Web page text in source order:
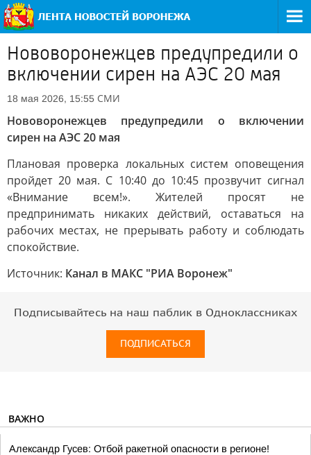
Нововоронежцев предупредили о
включении сирен на АЭС 20 мая
18 мая 2026, 15:55 СМИ
Нововоронежцев предупредили о включении
сирен на АЭС 20 мая
Плановая проверка локальных систем оповещения
пройдет 20 мая. С 10:40 до 10:45 прозвучит сигнал
«Внимание всем!». Жителей просят не
предпринимать никаких действий, оставаться на
рабочих местах, не прерывать работу и соблюдать
спокойствие.
Источник: Канал в МАКС "РИА Воронеж"
Подписывайтесь на наш паблик в Одноклассниках
ПОДПИСАТЬСЯ
ВАЖНО
Александр Гусев: Отбой ракетной опасности в регионе!